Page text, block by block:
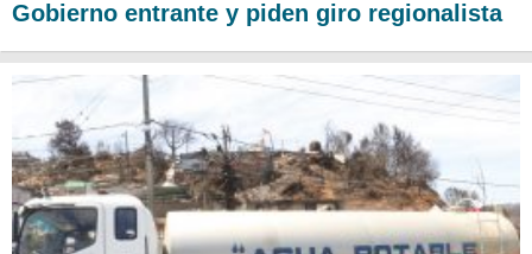
Gobierno entrante y piden giro regionalista